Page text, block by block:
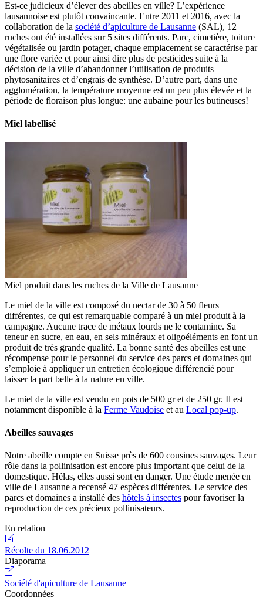
Est-ce judicieux d’élever des abeilles en ville? L’expérience
lausannoise est plutôt convaincante. Entre 2011 et 2016, avec la
collaboration de la société d’apiculture de Lausanne (SAL), 12
ruches ont été installées sur 5 sites différents. Parc, cimetière, toiture
végétalisée ou jardin potager, chaque emplacement se caractérise par
une flore variée et pour ainsi dire plus de pesticides suite à la
décision de la ville d’abandonner l’utilisation de produits
phytosanitaires et d’engrais de synthèse. D’autre part, dans une
agglomération, la température moyenne est un peu plus élevée et la
période de floraison plus longue: une aubaine pour les butineuses!
Miel labellisé
Miel produit dans les ruches de la Ville de Lausanne
Le miel de la ville est composé du nectar de 30 à 50 fleurs
différentes, ce qui est remarquable comparé à un miel produit à la
campagne. Aucune trace de métaux lourds ne le contamine. Sa
teneur en sucre, en eau, en sels minéraux et oligoéléments en font un
produit de très grande qualité. La bonne santé des abeilles est une
récompense pour le personnel du service des parcs et domaines qui
s’emploie à appliquer un entretien écologique différencié pour
laisser la part belle à la nature en ville.
Le miel de la ville est vendu en pots de 500 gr et de 250 gr. Il est
notamment disponible à la Ferme Vaudoise et au Local pop-up.
Abeilles sauvages
Notre abeille compte en Suisse près de 600 cousines sauvages. Leur
rôle dans la pollinisation est encore plus important que celui de la
domestique. Hélas, elles aussi sont en danger. Une étude menée en
ville de Lausanne a recensé 47 espèces différentes. Le service des
parcs et domaines a installé des hôtels à insectes pour favoriser la
reproduction de ces précieux pollinisateurs.
En relation
Récolte du 18.06.2012
Diaporama
Société d'apiculture de Lausanne
Coordonnées